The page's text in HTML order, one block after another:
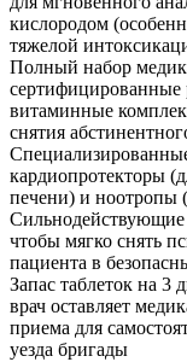
кислородом
тяжелой
Полный набор
сертифицированные
витаминные
снятия
кардиопротекторы
печени) и ноотропы
Сильнодействующие
чтобы мягко снять
пациента в
Запас таблеток на 3
врач оставляет
приема для
уезда бригады